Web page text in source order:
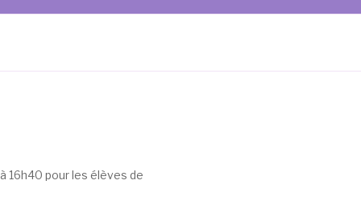
16h40 pour les élèves de